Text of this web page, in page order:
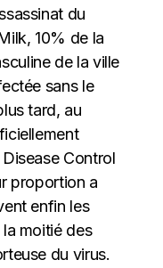
du
10% de la
de la ville
sans le
tard, au
Control
proportion a
enfin les
moitié des
du virus.